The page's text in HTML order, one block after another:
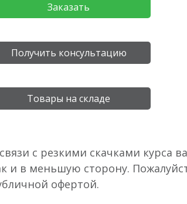
Заказать
Получить консультацию
Товары на складе
с резкими скачками курса
и в меньшую сторону.
офертой.